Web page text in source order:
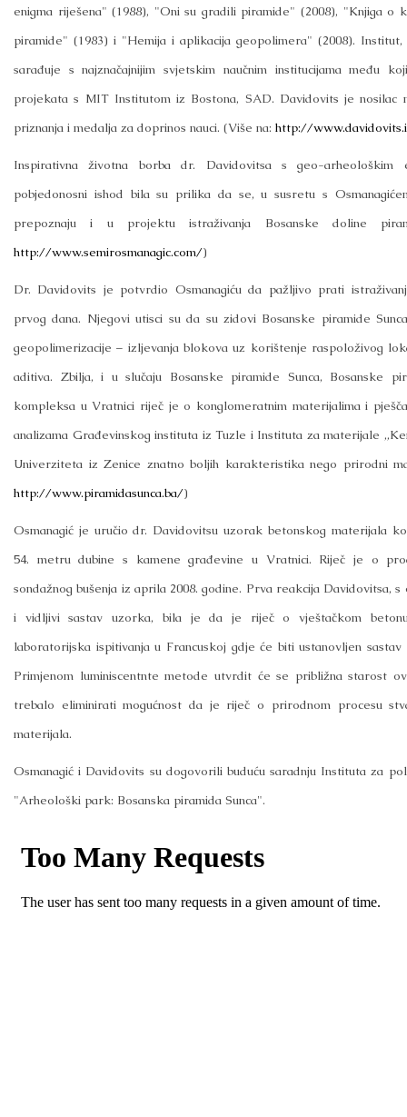
enigma riješena" (1988), "Oni su gradili piramide" (2008), "Knjiga o
piramide" (1983) i "Hemija i aplikacija geopolimera" (2008). Institut,
sarađuje s najznačajnijim svjetskim naučnim institucijama među
projekata s MIT Institutom iz Bostona, SAD. Davidovits je nosilac
priznanja i medalja za doprinos nauci. (Više na: http://
Inspirativna životna borba dr. Davidovitsa s geo-arheološkim
pobjedonosni ishod bila su prilika da se, u susretu s
prepoznaju i u projektu istraživanja Bosanske doline
http://www.semirosmanagic.com/)
Dr. Davidovits je potvrdio Osmanagiću da pažljivo prati
prvog dana. Njegovi utisci su da su zidovi Bosanske piramide
geopolimerizacije – izljevanja blokova uz korištenje raspoloživog
aditiva. Zbilja, i u slučaju Bosanske piramide Sunca, Bosanske
kompleksa u Vratnici riječ je o konglomeratnim materijalima i
analizama Građevinskog instituta iz Tuzle i Instituta za materijale
Univerziteta iz Zenice znatno boljih karakteristika nego prirodni
http://www.piramidasunca.ba/)
Osmanagić je uručio dr. Davidovitsu uzorak betonskog materijala
54. metru dubine s kamene građevine u Vratnici. Riječ je o
sondažnog bušenja iz aprila 2008. godine. Prva reakcija Davidovitsa,
i vidljivi sastav uzorka, bila je da je riječ o vještačkom
laboratorijska ispitivanja u Francuskoj gdje će biti ustanovljen
Primjenom luminiscentnte metode utvrdit će se približna starost
trebalo eliminirati mogućnost da je riječ o prirodnom procesu
materijala.
Osmanagić i Davidovits su dogovorili buduću saradnju Instituta za
"Arheološki park: Bosanska piramida Sunca".